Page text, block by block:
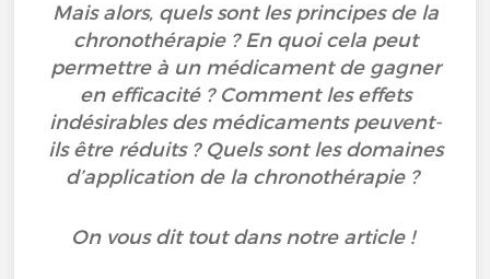
Mais alors, quels sont les principes de la
chronothérapie ? En quoi cela peut
permettre à un médicament de gagner
en efficacité ? Comment les effets
indésirables des médicaments peuvent-
ils être réduits ? Quels sont les domaines
d’application de la chronothérapie ?
On vous dit tout dans notre article !